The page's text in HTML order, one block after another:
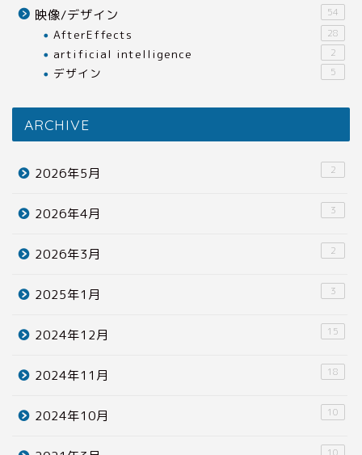
映像/デザイン 54
AfterEffects 28
artificial intelligence 2
デザイン 5
ARCHIVE
2026年5月 2
2026年4月 3
2026年3月 2
2025年1月 3
2024年12月 15
2024年11月 18
2024年10月 10
10